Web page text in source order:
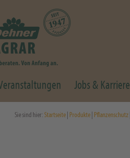
Jobs & Karriere
Sie sind hier:Startseite Produkte Pflanzenschutz